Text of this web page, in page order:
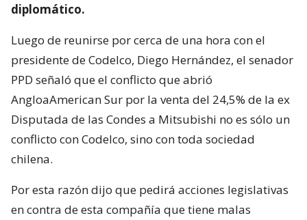
diplomático.
Luego de reunirse por cerca de una hora con el
presidente de Codelco, Diego Hernández, el senador
PPD señaló que el conflicto que abrió
AngloaAmerican Sur por la venta del 24,5% de la ex
Disputada de las Condes a Mitsubishi no es sólo un
conflicto con Codelco, sino con toda sociedad
chilena.
Por esta razón dijo que pedirá acciones legislativas
en contra de esta compañía que tiene malas